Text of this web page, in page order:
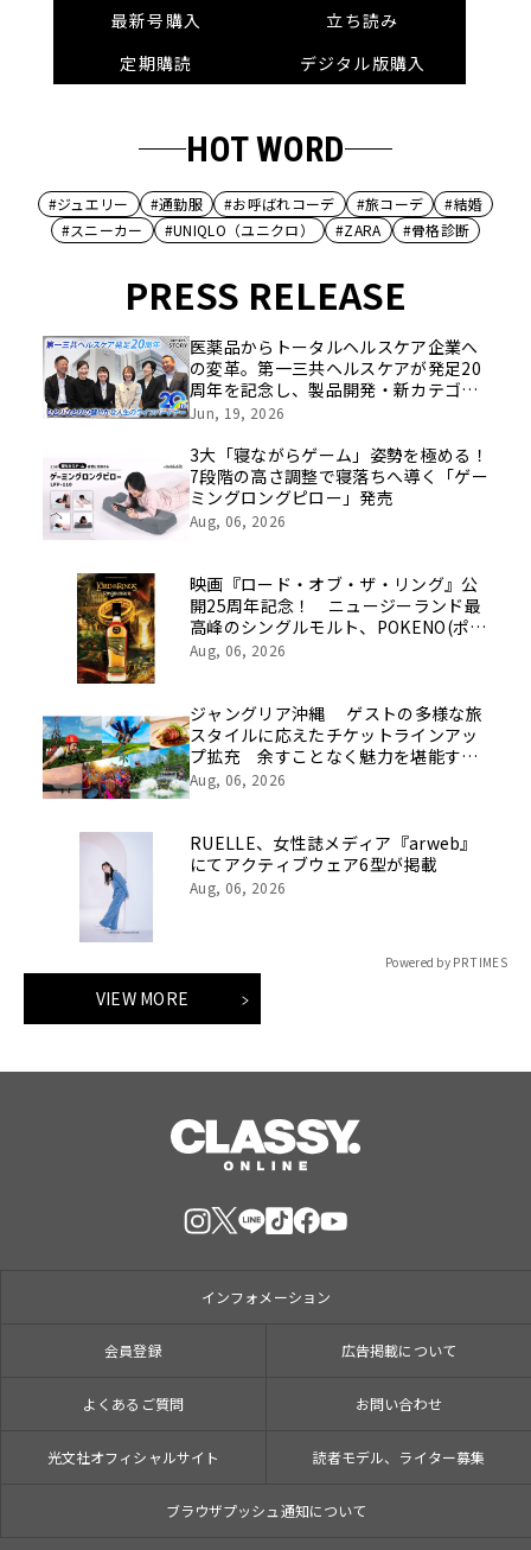
最新号購入
立ち読み
定期購読
デジタル版購入
HOT WORD
#ジュエリー #通勤服 #お呼ばれコーデ #旅コーデ
#結婚
#スニーカー
#UNIQLO（ユニクロ） #ZARA #骨格診断
PRESS RELEASE
医薬品からトータルヘルスケア企業へ
の変革。第一三共ヘルスケアが発足20
周年を記念し、製品開発・新カテゴリ
挑戦の舞台や旧社統合時のエピソード
像を公開！
Jun, 19, 2026
3大「寝ながらゲーム」姿勢を極める！
7段階の高さ調整で寝落ちへ導く「ゲー
ミングロングピロー」発売
Aug, 06, 2026
映画『ロード・オブ・ザ・リング』公
開25周年記念！ ニュージーランド最
高峰のシングルモルト、POKENO(ポケ
ノ)より 数量限定ウイスキー「リング
Aug, 06, 2026
ジャングリア沖縄 ゲストの多様な旅
スタイルに応えたチケットラインアッ
プ拡充 余すことなく魅力を堪能する
「ロイヤルチケット」新登場
Aug, 06, 2026
RUELLE、女性誌メディア『arweb』
にてアクティブウェア6型が掲載
Aug, 06, 2026
Powered by PR TIMES
VIEW MORE
インフォメーション
会員登録 広告掲載について
よくあるご質問 お問い合わせ
光文社オフィシャルサイト 読者モデル、ライター募集
ブラウザプッシュ通知について